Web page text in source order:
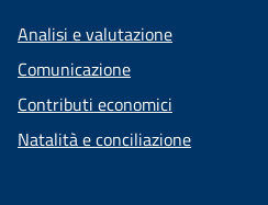
Analisi e valutazione
Comunicazione
Contributi economici
Natalità e conciliazione